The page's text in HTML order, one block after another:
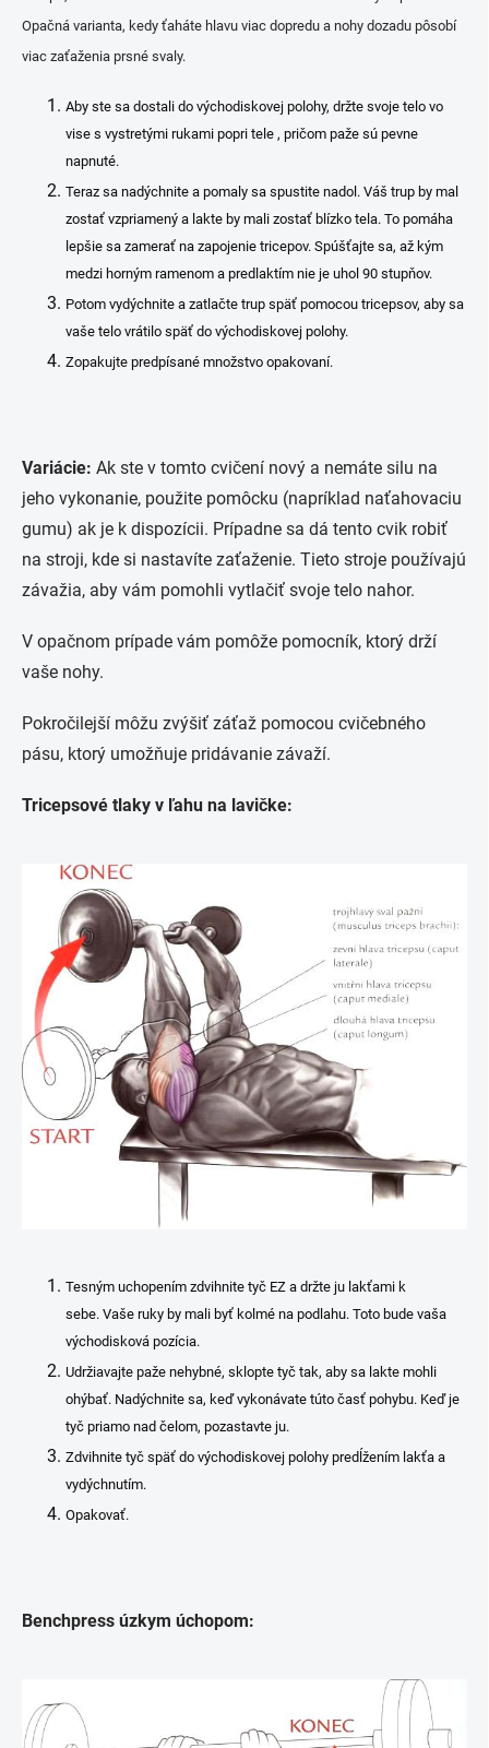
Opačná varianta, kedy ťaháte hlavu viac dopredu a nohy dozadu pôsobí
viac zaťaženia prsné svaly.
Aby ste sa dostali do východiskovej polohy, držte svoje telo vo
vise s vystretými rukami popri tele , pričom paže sú pevne
napnuté.
Teraz sa nadýchnite a pomaly sa spustite nadol. Váš trup by mal
zostať vzpriamený a lakte by mali zostať blízko tela. To pomáha
lepšie sa zamerať na zapojenie tricepov. Spúšťajte sa, až kým
medzi horným ramenom a predlaktím nie je uhol 90 stupňov.
Potom vydýchnite a zatlačte trup späť pomocou tricepsov, aby sa
vaše telo vrátilo späť do východiskovej polohy.
Zopakujte predpísané množstvo opakovaní.
Variácie: Ak ste v tomto cvičení nový a nemáte silu na
jeho vykonanie, použite pomôcku (napríklad naťahovaciu
gumu) ak je k dispozícii. Prípadne sa dá tento cvik robiť
na stroji, kde si nastavíte zaťaženie. Tieto stroje používajú
závažia, aby vám pomohli vytlačiť svoje telo nahor.
V opačnom prípade vám pomôže pomocník, ktorý drží
vaše nohy.
Pokročilejší môžu zvýšiť záťaž pomocou cvičebného
pásu, ktorý umožňuje pridávanie závaží.
Tricepsové tlaky v ľahu na lavičke:
Tesným uchopením zdvihnite tyč EZ a držte ju lakťami k
sebe. Vaše ruky by mali byť kolmé na podlahu. Toto bude vaša
východisková pozícia.
Udržiavajte paže nehybné, sklopte tyč tak, aby sa lakte mohli
ohýbať. Nadýchnite sa, keď vykonávate túto časť pohybu. Keď je
tyč priamo nad čelom, pozastavte ju.
Zdvihnite tyč späť do východiskovej polohy predĺžením lakťa a
vydýchnutím.
Opakovať.
Benchpress úzkym úchopom: